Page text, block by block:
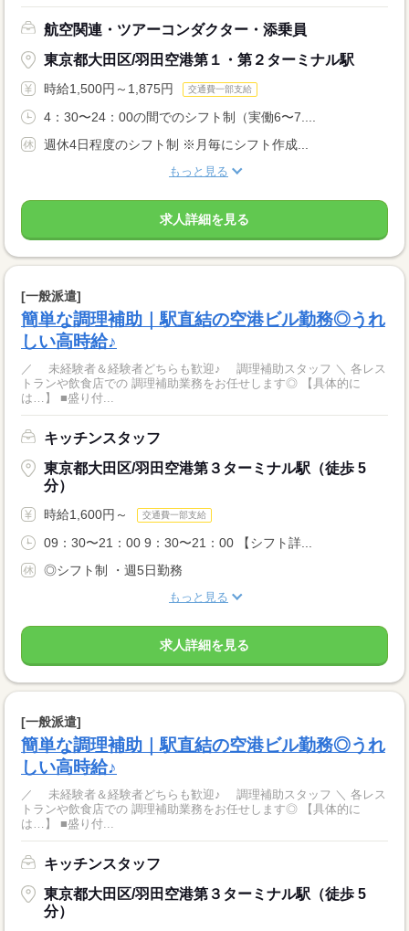
航空関連・ツアーコンダクター・添乗員
東京都大田区/羽田空港第１・第２ターミナル駅
時給1,500円～1,875円 交通費一部支給
4：30〜24：00の間でのシフト制（実働6〜7....
週休4日程度のシフト制 ※月毎にシフト作成...
もっと見る
求人詳細を見る
[一般派遣]
簡単な調理補助｜駅直結の空港ビル勤務◎うれ
しい高時給♪
／ 未経験者＆経験者どちらも歓迎♪ 調理補助スタッフ ＼ 各レス
トランや飲食店での 調理補助業務をお任せします◎ 【具体的に
は…】 ■盛り付...
キッチンスタッフ
東京都大田区/羽田空港第３ターミナル駅（徒歩 5
分）
時給1,600円～ 交通費一部支給
09：30〜21：00 9：30〜21：00 【シフト詳...
◎シフト制 ・週5日勤務
もっと見る
求人詳細を見る
[一般派遣]
簡単な調理補助｜駅直結の空港ビル勤務◎うれ
しい高時給♪
／ 未経験者＆経験者どちらも歓迎♪ 調理補助スタッフ ＼ 各レス
トランや飲食店での 調理補助業務をお任せします◎ 【具体的に
は…】 ■盛り付...
キッチンスタッフ
東京都大田区/羽田空港第３ターミナル駅（徒歩 5
分）